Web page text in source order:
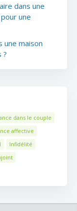
dans une
une
une maison
?
dans le couple
affective
Infidélité